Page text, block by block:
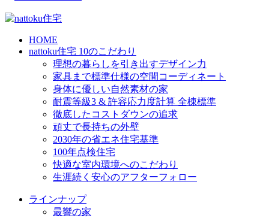
HOME
nattoku住宅 10のこだわり
理想の暮らしを引き出すデザイン力
家具まで標準仕様の空間コーディネート
身体に優しい自然素材の家
耐震等級3 & 許容応力度計算 全棟標準
徹底したコストダウンの追求
頑丈で長持ちの外壁
2030年の省エネ住宅基準
100年点検住宅
快適な室内環境へのこだわり
生涯続く安心のアフターフォロー
ラインナップ
最響の家